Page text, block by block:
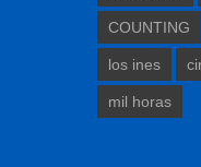
COUNTING
los ines
mil horas